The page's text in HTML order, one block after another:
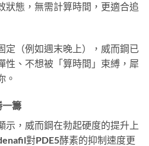
狀態，無需計算時間，更適合追
定（例如週末晚上），威而鋼已
性、不想被「算時間」束縛，犀
。
籌
示，威而鋼在勃起硬度的提升上
對PDE5酵素的抑制速度更